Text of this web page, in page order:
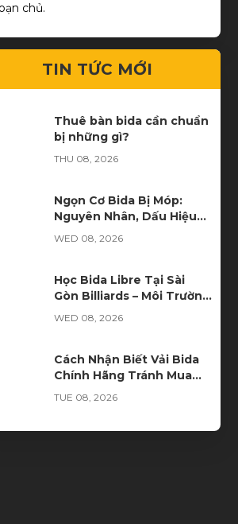
chủ.
TIN TỨC MỚI
Thuê bàn bida cần chuẩn
bị những gì?
THU 08, 2026
Ngọn Cơ Bida Bị Móp:
Nguyên Nhân, Dấu Hiệu
Và Cách Khắc Phục
WED 08, 2026
Học Bida Libre Tại Sài
Gòn Billiards – Môi Trường
Đào Tạo Chuyên Nghiệp
Cho Mọi Trình Độ
WED 08, 2026
Cách Nhận Biết Vải Bida
Chính Hãng Tránh Mua
Phải Hàng Kém Chất
Lượng
TUE 08, 2026